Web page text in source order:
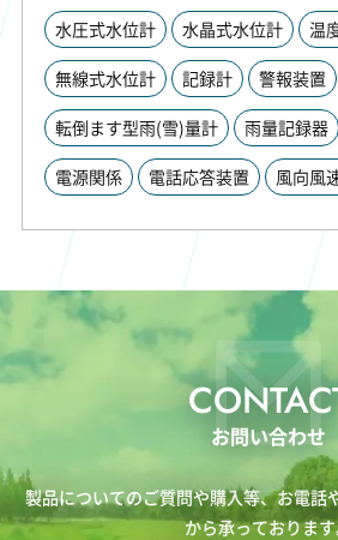
水圧式水位計 水晶式水位計 温
無線式水位計 記録計 警報装置
転倒ます型雨(雪)量計 雨量記録器
電源関係 電話応答装置 風向風
お問い合わせ
製品についてのご質問や購入等、お電話
から承っておりま